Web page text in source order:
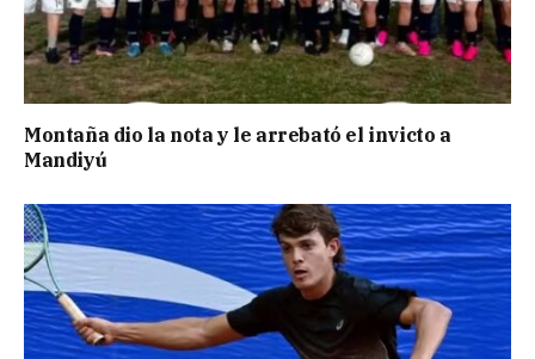
Montaña dio la nota y le arrebató el invicto a
Mandiyú